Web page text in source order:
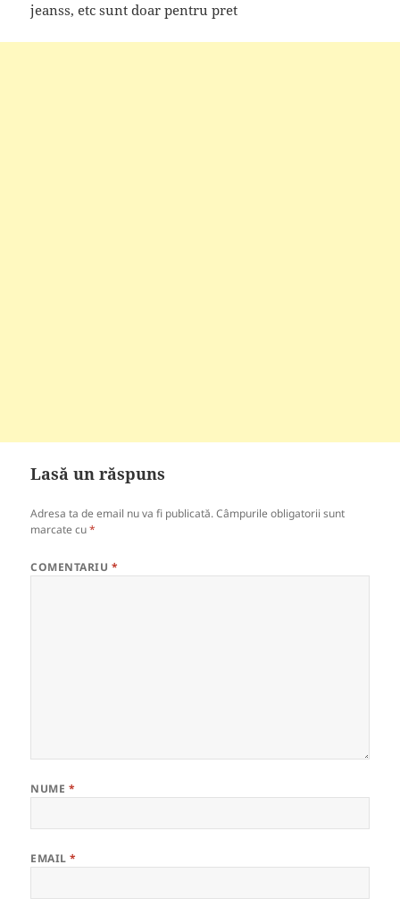
jeanss, etc sunt doar pentru pret
Lasă un răspuns
Adresa ta de email nu va fi publicată. Câmpurile obligatorii sunt
marcate cu*
COMENTARIU *
NUME *
EMAIL*